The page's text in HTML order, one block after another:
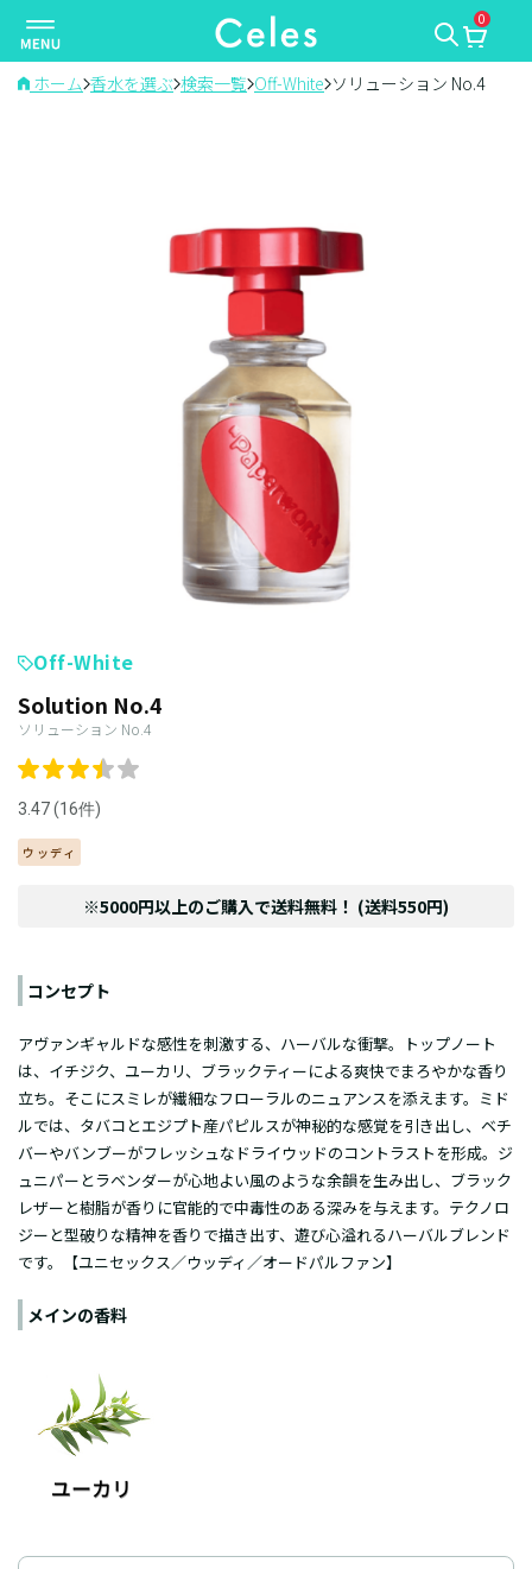
ナ
ビ
ゲ
0
ホーム 香水を選ぶ 検索一覧 Off-White ソリューション No.4
Off-White
Solution No.4
ソリューション No.4
3.47 (16件)
ウッディ
※5000円以上のご購入で送料無料！ (送料550円)
コンセプト
アヴァンギャルドな感性を刺激する、ハーバルな衝撃。トップノート
は、イチジク、ユーカリ、ブラックティーによる爽快でまろやかな香り
立ち。そこにスミレが繊細なフローラルのニュアンスを添えます。ミド
ルでは、タバコとエジプト産パピルスが神秘的な感覚を引き出し、ベチ
バーやバンブーがフレッシュなドライウッドのコントラストを形成。ジ
ュニパーとラベンダーが心地よい風のような余韻を生み出し、ブラック
レザーと樹脂が香りに官能的で中毒性のある深みを与えます。テクノロ
ジーと型破りな精神を香りで描き出す、遊び心溢れるハーバルブレンド
です。【ユニセックス／ウッディ／オードパルファン】
メインの香料